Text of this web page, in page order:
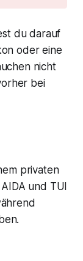
du darauf
oder eine
nicht
bei
privaten
und TUI